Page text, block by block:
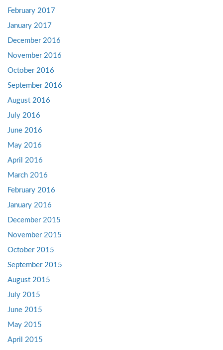
February 2017
January 2017
December 2016
November 2016
October 2016
September 2016
August 2016
July 2016
June 2016
May 2016
April 2016
March 2016
February 2016
January 2016
December 2015
November 2015
October 2015
September 2015
August 2015
July 2015
June 2015
May 2015
April 2015